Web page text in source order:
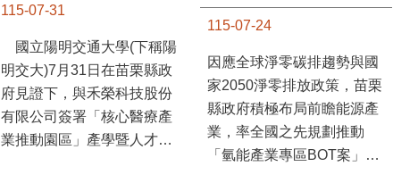
115-07-31
國立陽明交通大學(下稱陽
明交大)7月31日在苗栗縣政
府見證下，與禾榮科技股份
有限公司簽署「核心醫療產
業推動園區」產學暨人才培
115-07-24
因應全球淨零碳排趨勢與國
家2050淨零排放政策，苗栗
縣政府積極布局前瞻能源產
業，率全國之先規劃推動
「氫能產業專區BOT案」，